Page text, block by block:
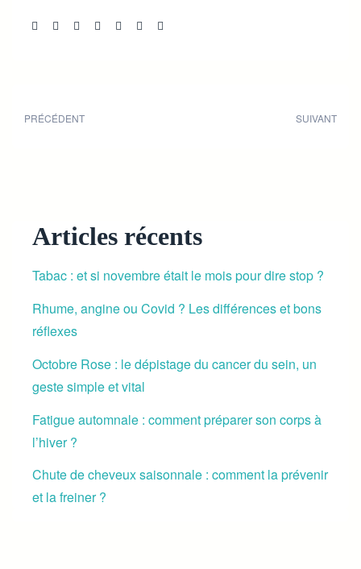
Share:
PRÉCÉDENT SUIVANT
Articles récents
Tabac : et si novembre était le mois pour dire stop ?
Rhume, angine ou Covid ? Les différences et bons
réflexes
Octobre Rose : le dépistage du cancer du sein, un
geste simple et vital
Fatigue automnale : comment préparer son corps à
l’hiver ?
Chute de cheveux saisonnale : comment la prévenir
et la freiner ?